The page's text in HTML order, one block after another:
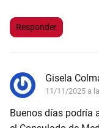
Responder
Gisela
11/11/2025 a
Buenos días podría